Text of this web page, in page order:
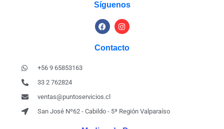
Síguenos
Contacto
+56 9 65853163
33 2 762824
ventas@puntoservicios.cl
San José Nº62 - Cabildo - 5ª Región Valparaíso